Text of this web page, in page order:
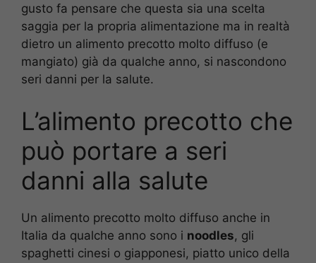
gusto fa pensare che questa sia una scelta
saggia per la propria alimentazione ma in realtà
dietro un alimento precotto molto diffuso (e
mangiato) già da qualche anno, si nascondono
seri danni per la salute.
L’alimento precotto che
può portare a seri
danni alla salute
Un alimento precotto molto diffuso anche in
Italia da qualche anno sono i noodles, gli
spaghetti cinesi o giapponesi, piatto unico della